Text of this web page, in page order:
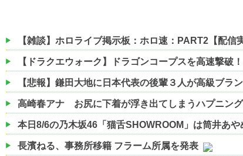
【雑談】ホロライブ掲示板：ホロ速：PART2【配信
高崎春アナ お尻に下着が浮き出てしまうハプニング
本日8/6の乃木坂46「猫舌SHOWROOM」は筒井あや
長濱ねる、事務所移籍 フラーム所属を発表